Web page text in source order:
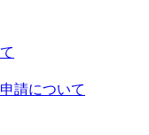
請について